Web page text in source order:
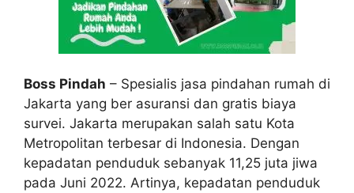
Boss Pindah – Spesialis jasa pindahan rumah di
Jakarta yang ber asuransi dan gratis biaya
survei. Jakarta merupakan salah satu Kota
Metropolitan terbesar di Indonesia. Dengan
kepadatan penduduk sebanyak 11,25 juta jiwa
pada Juni 2022. Artinya, kepadatan penduduk